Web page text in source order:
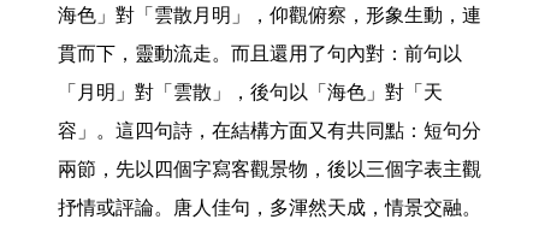
海色」對「雲散月明」，仰觀俯察，形象生動，連
貫而下，靈動流走。而且還用了句內對：前句以
「月明」對「雲散」，後句以「海色」對「天
容」。這四句詩，在結構方面又有共同點：短句分
兩節，先以四個字寫客觀景物，後以三個字表主觀
抒情或評論。唐人佳句，多渾然天成，情景交融。